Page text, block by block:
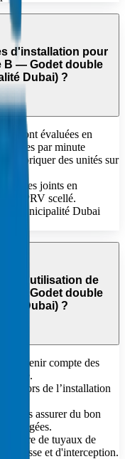
d'installation pour
B — Godet double
Dubai) ?
sont évaluées en
traitées par minute
fabriquer des unités sur
et des joints en
en PRV scellé.
la municipalité Dubai
de l'utilisation de
B — Godet double
Dubai) ?
tenir compte des
site.
lors de l’installation
vous assurer du bon
rangées.
de tuyaux de
graisse et d'interception.